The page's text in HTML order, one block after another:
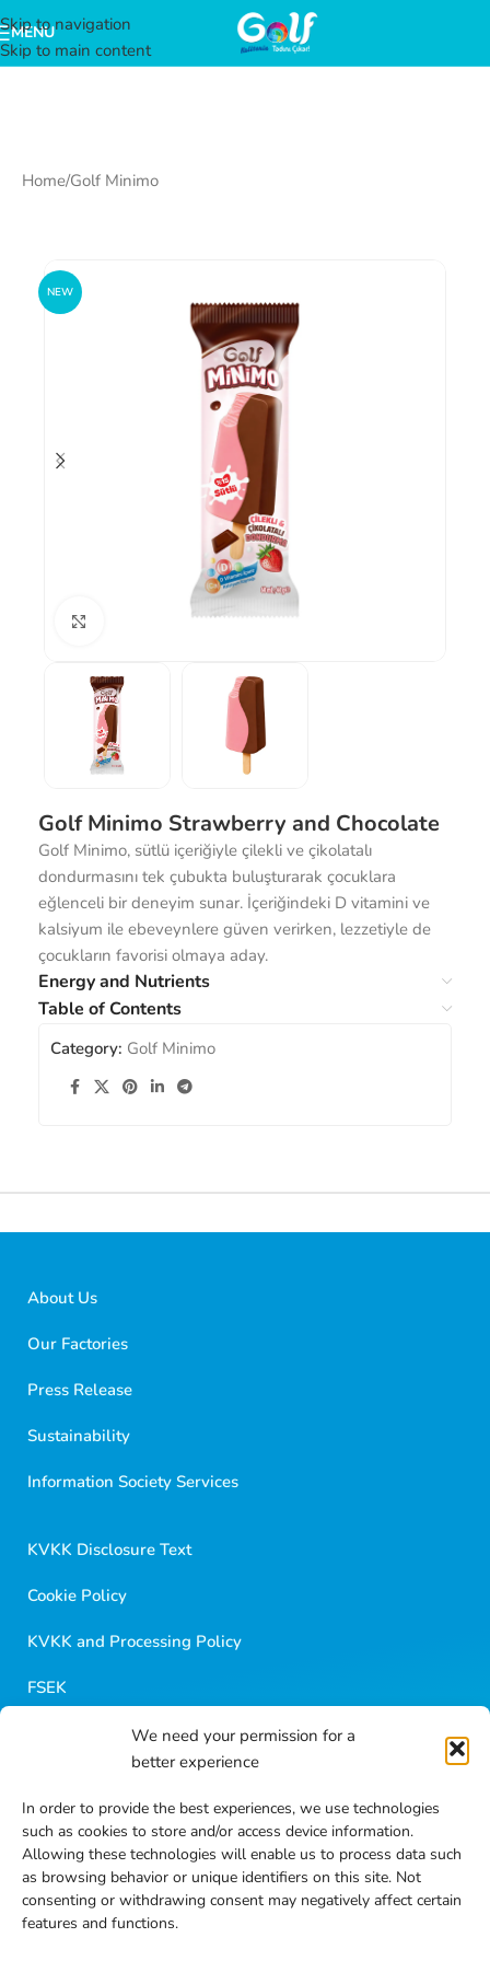
We need your permission for a
better experience
In order to provide the best experiences, we use technologies
such as cookies to store and/or access device information.
Allowing these technologies will enable us to process data such
as browsing behavior or unique identifiers on this site. Not
consenting or withdrawing consent may negatively affect certain
features and functions.
Skip to navigation
Skip to main content
MENU
Home/Golf Minimo
NEW
Click to enlarge
Golf Minimo Strawberry and Chocolate
Golf Minimo, sütlü içeriğiyle çilekli ve çikolatalı
dondurmasını tek çubukta buluşturarak çocuklara
eğlenceli bir deneyim sunar. İçeriğindeki D vitamini ve
kalsiyum ile ebeveynlere güven verirken, lezzetiyle de
çocukların favorisi olmaya aday.
Energy and Nutrients
Table of Contents
Category: Golf Minimo
About Us
Our Factories
Press Release
Sustainability
Information Society Services
KVKK Disclosure Text
Cookie Policy
KVKK and Processing Policy
FSEK
Blog Contents
Frequently Asked Questions
Contact
Golf Dondurma Dijital Asistanı
Kısa sorular sorabilir veya aşağıdaki seçeneklerden